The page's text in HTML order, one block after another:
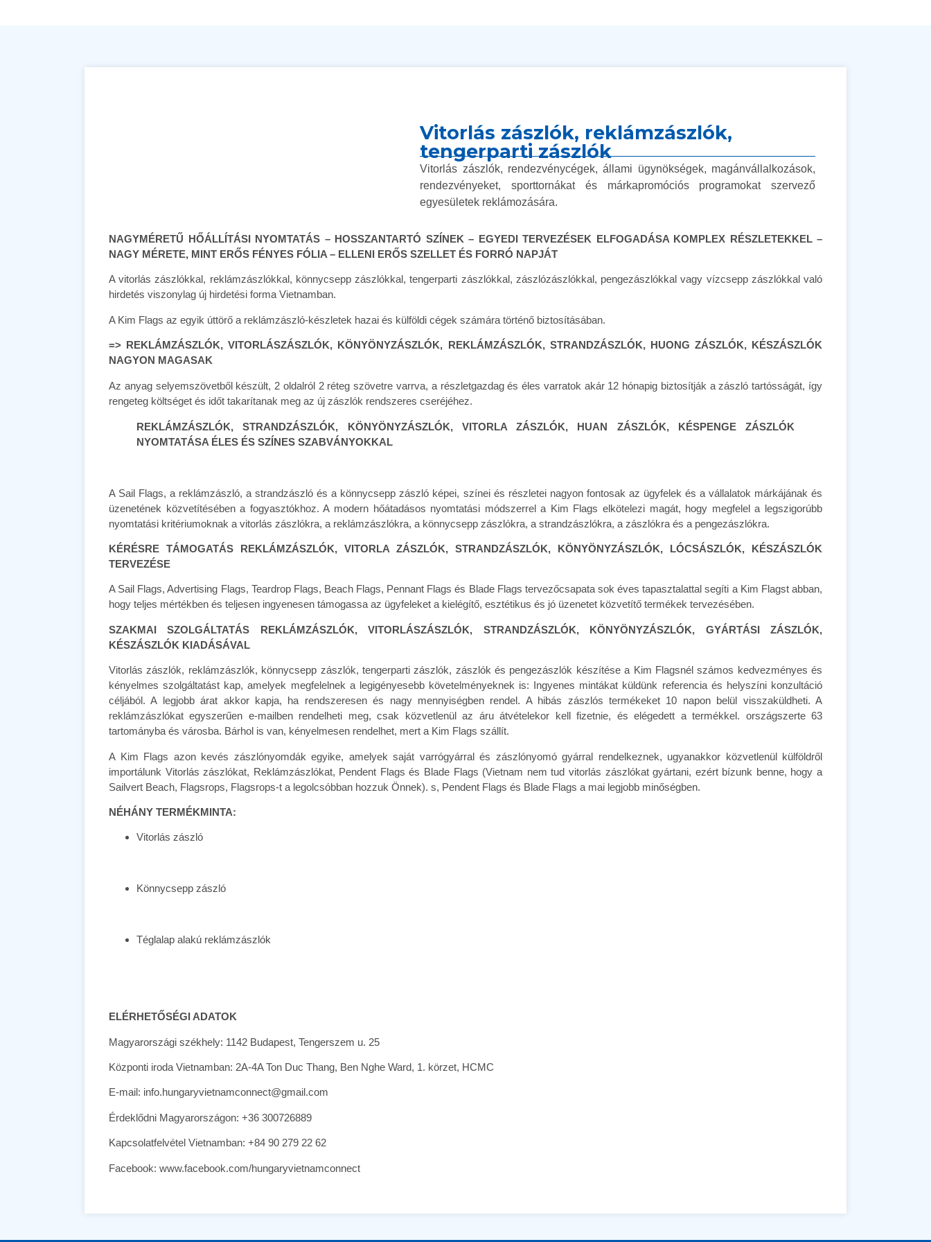
Vitorlás zászlók, reklámzászlók,
tengerparti zászlók
Vitorlás zászlók, rendezvénycégek, állami ügynökségek, magánvállalkozások,
rendezvényeket, sporttornákat és márkapromóciós programokat szervező
egyesületek reklámozására.
NAGYMÉRETŰ HŐÁLLÍTÁSI NYOMTATÁS – HOSSZANTARTÓ SZÍNEK – EGYEDI TERVEZÉSEK ELFOGADÁSA KOMPLEX RÉSZLETEKKEL –
NAGY MÉRETE, MINT ERŐS FÉNYES FÓLIA – ELLENI ERŐS SZELLET ÉS FORRÓ NAPJÁT
A vitorlás zászlókkal, reklámzászlókkal, könnycsepp zászlókkal, tengerparti zászlókkal, zászlózászlókkal, pengezászlókkal vagy vízcsepp zászlókkal való
hirdetés viszonylag új hirdetési forma Vietnamban.
A Kim Flags az egyik úttörő a reklámzászló-készletek hazai és külföldi cégek számára történő biztosításában.
=> REKLÁMZÁSZLÓK, VITORLÁSZÁSZLÓK, KÖNYÖNYZÁSZLÓK, REKLÁMZÁSZLÓK, STRANDZÁSZLÓK, HUONG ZÁSZLÓK, KÉSZÁSZLÓK
NAGYON MAGASAK
Az anyag selyemszövetből készült, 2 oldalról 2 réteg szövetre varrva, a részletgazdag és éles varratok akár 12 hónapig biztosítják a zászló tartósságát, így
rengeteg költséget és időt takarítanak meg az új zászlók rendszeres cseréjéhez.
REKLÁMZÁSZLÓK, STRANDZÁSZLÓK, KÖNYÖNYZÁSZLÓK, VITORLA ZÁSZLÓK, HUAN ZÁSZLÓK, KÉSPENGE ZÁSZLÓK
NYOMTATÁSA ÉLES ÉS SZÍNES SZABVÁNYOKKAL
A Sail Flags, a reklámzászló, a strandzászló és a könnycsepp zászló képei, színei és részletei nagyon fontosak az ügyfelek és a vállalatok márkájának és
üzenetének közvetítésében a fogyasztókhoz. A modern hőátadásos nyomtatási módszerrel a Kim Flags elkötelezi magát, hogy megfelel a legszigorúbb
nyomtatási kritériumoknak a vitorlás zászlókra, a reklámzászlókra, a könnycsepp zászlókra, a strandzászlókra, a zászlókra és a pengezászlókra.
KÉRÉSRE TÁMOGATÁS REKLÁMZÁSZLÓK, VITORLA ZÁSZLÓK, STRANDZÁSZLÓK, KÖNYÖNYZÁSZLÓK, LÓCSÁSZLÓK, KÉSZÁSZLÓK
TERVEZÉSE
A Sail Flags, Advertising Flags, Teardrop Flags, Beach Flags, Pennant Flags és Blade Flags tervezőcsapata sok éves tapasztalattal segíti a Kim Flagst abban,
hogy teljes mértékben és teljesen ingyenesen támogassa az ügyfeleket a kielégítő, esztétikus és jó üzenetet közvetítő termékek tervezésében.
SZAKMAI SZOLGÁLTATÁS REKLÁMZÁSZLÓK, VITORLÁSZÁSZLÓK, STRANDZÁSZLÓK, KÖNYÖNYZÁSZLÓK, GYÁRTÁSI ZÁSZLÓK,
KÉSZÁSZLÓK KIADÁSÁVAL
Vitorlás zászlók, reklámzászlók, könnycsepp zászlók, tengerparti zászlók, zászlók és pengezászlók készítése a Kim Flagsnél számos kedvezményes és
kényelmes szolgáltatást kap, amelyek megfelelnek a legigényesebb követelményeknek is: Ingyenes mintákat küldünk referencia és helyszíni konzultáció
céljából. A legjobb árat akkor kapja, ha rendszeresen és nagy mennyiségben rendel. A hibás zászlós termékeket 10 napon belül visszaküldheti. A
reklámzászlókat egyszerűen e-mailben rendelheti meg, csak közvetlenül az áru átvételekor kell fizetnie, és elégedett a termékkel. országszerte 63
tartományba és városba. Bárhol is van, kényelmesen rendelhet, mert a Kim Flags szállít.
A Kim Flags azon kevés zászlónyomdák egyike, amelyek saját varrógyárral és zászlónyomó gyárral rendelkeznek, ugyanakkor közvetlenül külföldről
importálunk Vitorlás zászlókat, Reklámzászlókat, Pendent Flags és Blade Flags (Vietnam nem tud vitorlás zászlókat gyártani, ezért bízunk benne, hogy a
Sailvert Beach, Flagsrops, Flagsrops-t a legolcsóbban hozzuk Önnek). s, Pendent Flags és Blade Flags a mai legjobb minőségben.
NÉHÁNY TERMÉKMINTA:
Vitorlás zászló
Könnycsepp zászló
Téglalap alakú reklámzászlók
ELÉRHETŐSÉGI ADATOK
Magyarországi székhely: 1142 Budapest, Tengerszem u. 25
Központi iroda Vietnamban: 2A-4A Ton Duc Thang, Ben Nghe Ward, 1. körzet, HCMC
E-mail: info.hungaryvietnamconnect@gmail.com
Érdeklődni Magyarországon: +36 300726889
Kapcsolatfelvétel Vietnamban: +84 90 279 22 62
Facebook: www.facebook.com/hungaryvietnamconnect